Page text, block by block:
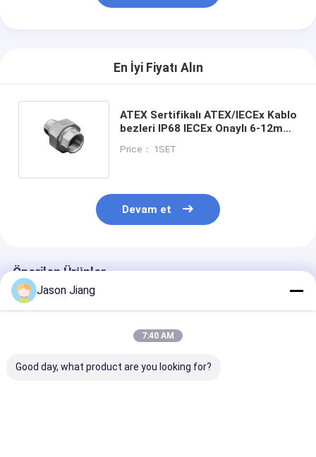
En İyi Fiyatı Alın
ATEX Sertifikalı ATEX/IECEx Kablo
bezleri IP68 IECEx Onaylı 6-12mm
kadar
Price： 1SET
Devam et
Önerilen Ürünler
Jason Jiang
7:40 AM
Good day, what product are you looking for?